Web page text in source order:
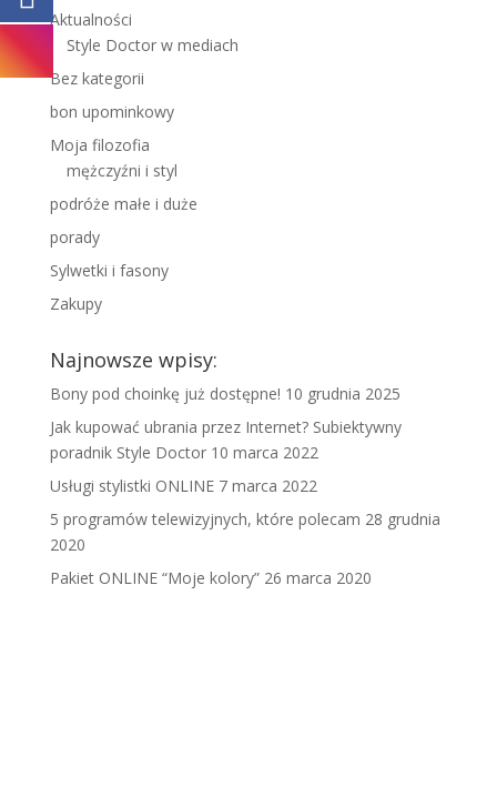
Aktualności
Style Doctor w mediach
Bez kategorii
bon upominkowy
Moja filozofia
mężczyźni i styl
podróże małe i duże
porady
Sylwetki i fasony
Zakupy
Najnowsze wpisy:
Bony pod choinkę już dostępne! 10 grudnia 2025
Jak kupować ubrania przez Internet? Subiektywny
poradnik Style Doctor 10 marca 2022
Usługi stylistki ONLINE 7 marca 2022
5 programów telewizyjnych, które polecam 28 grudnia
2020
Pakiet ONLINE “Moje kolory” 26 marca 2020